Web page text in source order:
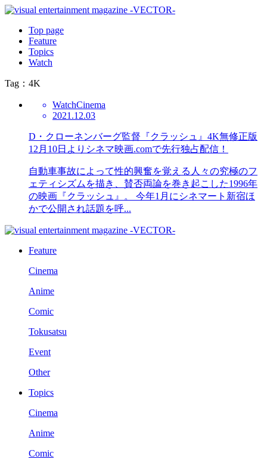
Top page
Feature
Topics
Watch
Tag：4K
WatchCinema
2021.12.03
D・クローネンバーグ監督『クラッシュ』4K無修正版
12月10日よりシネマ映画.comで先行独占配信！
自動車事故によって性的興奮を覚える人々の究極のフ
ェティシズムを描き、賛否両論を巻き起こした1996年
の映画『クラッシュ』。 今年1月にシネマート新宿ほ
かで公開され話題を呼...
Feature
Cinema
Anime
Comic
Tokusatsu
Event
Other
Topics
Cinema
Anime
Comic